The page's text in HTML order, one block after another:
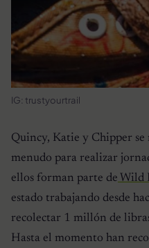
IG: trustyourtrail
Quincy, Katie y Chipper se
menudo para realizar
ellos forman parte de Wild
estado trabajando desde
recolectar 1 millón de
Hasta el momento han